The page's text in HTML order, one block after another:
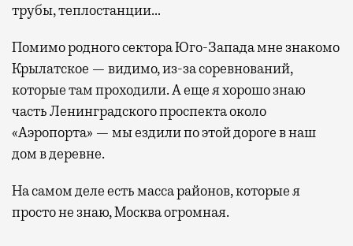
трубы, теплостанции…
Помимо родного сектора Юго-Запада мне знакомо
Крылатское — видимо, из-за соревнований,
которые там проходили. А еще я хорошо знаю
часть Ленинградского проспекта около
«Аэропорта» — мы ездили по этой дороге в наш
дом в деревне.
На самом деле есть масса районов, которые я
просто не знаю, Москва огромная.